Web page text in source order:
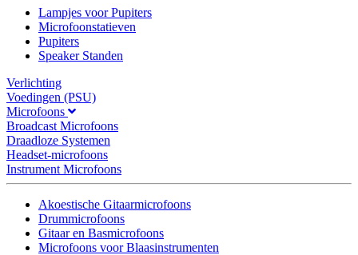
Lampjes voor Pupiters
Microfoonstatieven
Pupiters
Speaker Standen
Verlichting
Voedingen (PSU)
Microfoons
Broadcast Microfoons
Draadloze Systemen
Headset-microfoons
Instrument Microfoons
Akoestische Gitaarmicrofoons
Drummicrofoons
Gitaar en Basmicrofoons
Microfoons voor Blaasinstrumenten